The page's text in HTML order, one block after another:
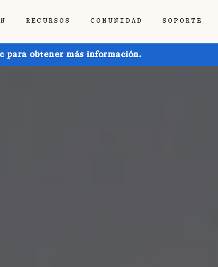
RECURSOS COMUNIDAD SOPORTE
para obtener más información.